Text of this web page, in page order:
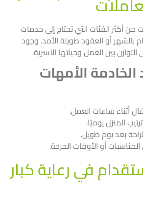
من أكثر الفئات التي تحتاج إلى خدمات
بالشهر أو العقود طويلة الأمد. وجود
بين العمل وحياتها الأسرية.
الأمهات
أثناء ساعات العمل.
المنزل يوميًا.
بعد يوم طويل.
أو الأوقات الحرجة.
في رعاية كبار